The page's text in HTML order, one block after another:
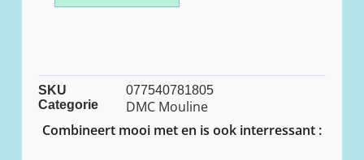
SKU
077540781805
Categorie
DMC Mouline
Combineert mooi met en is ook interressant :